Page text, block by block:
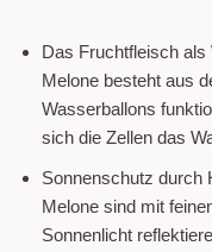
Das Fruchtfleisch
Melone besteht aus
Wasserballons
sich die Zellen das
Sonnenschutz durch
Melone sind mit
Sonnenlicht